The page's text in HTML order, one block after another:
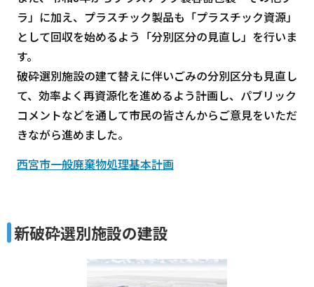
ラ」に加え、プラスチック製品も「プラスチック資源」
として回収を始めるよう「分別区分の見直し」を行いま
す。
破砕選別施設の建て替えに伴いごみの分別区分も見直し
て、効率よく再資源化を進めるよう計画し、パブリック
コメントなどを通して市民の皆さんからご意見をいただ
きながら進めました。
西宮市一般廃棄物処理基本計画
新破砕選別施設の建設